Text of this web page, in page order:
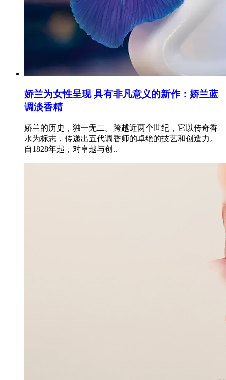
娇兰为女性呈现 具有非凡意义的新作：娇兰蓝
调淡香精
娇兰的历史，独一无二。跨越近两个世纪，它以传奇香
水为标志，传递出五代调香师的卓绝的技艺和创造力。
自1828年起，对卓越与创..